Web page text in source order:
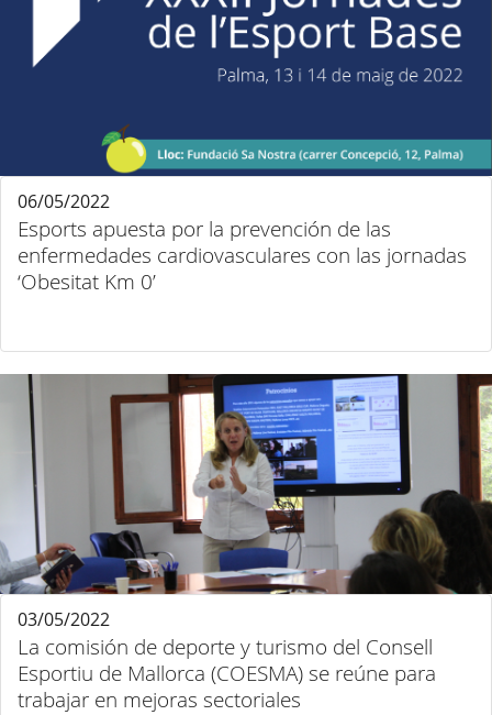
Esports apuesta por la prevención de las
enfermedades cardiovasculares con las jornadas
‘Obesitat Km 0’
06/05/2022
La comisión de deporte y turismo del Consell
Esportiu de Mallorca (COESMA) se reúne para
trabajar en mejoras sectoriales
03/05/2022